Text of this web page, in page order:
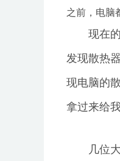
之前，电脑
现在
发现散热
现电脑的
拿过来给
几位